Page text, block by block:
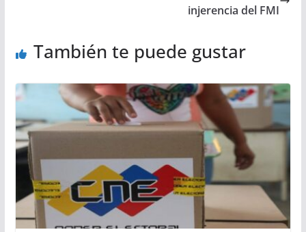
injerencia del FMI
También te puede gustar